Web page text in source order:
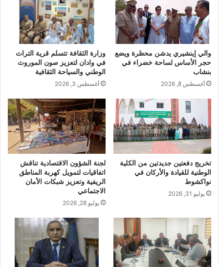
والي إينشيري يدشن محظرة ويضع
حجر الأساس لساحة خضراء في
بنشاب
أغسطس 8, 2026
وزارة الثقافة تتسلم قرية التراث
في وادان لتعزيز صون الموروث
الوطني والسياحة الثقافية
أغسطس 3, 2026
تخريج دفعتين جديدتين من الكلية
الوطنية للقيادة والأركان في
نواكشوط
يوليو 31, 2026
لجنة الشؤون الاقتصادية تناقش
اتفاقيات لتمويل كهربة المناطق
الريفية وتعزيز شبكات الأمان
الاجتماعي
يوليو 28, 2026